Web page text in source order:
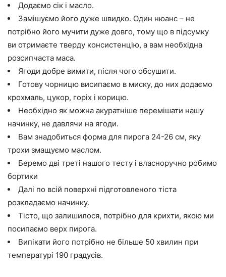
Додаємо сік і масло.
Замішуємо його дуже швидко. Один нюанс – не
потрібно його мучити дуже довго, тому що в підсумку
ви отримаєте тверду консистенцію, а вам необхідна
розсипчаста маса.
Ягоди добре вимити, після чого обсушити.
Готову чорницю висипаємо в миску, до них додаємо
крохмаль, цукор, горіх і корицю.
Необхідно як можна акуратніше перемішати нашу
начинку, не давлячи на ягоди.
Вам знадобиться форма для пирога 24-26 см, яку
трохи змащуємо маслом.
Беремо дві треті нашого тесту і власноручно робимо
бортики
Далі по всій поверхні підготовленого тіста
розкладаємо начинку.
Тісто, що залишилося, потрібно для крихти, якою ми
посипаємо верх пирога.
Випікати його потрібно не більше 50 хвилин при
температурі 190 градусів.